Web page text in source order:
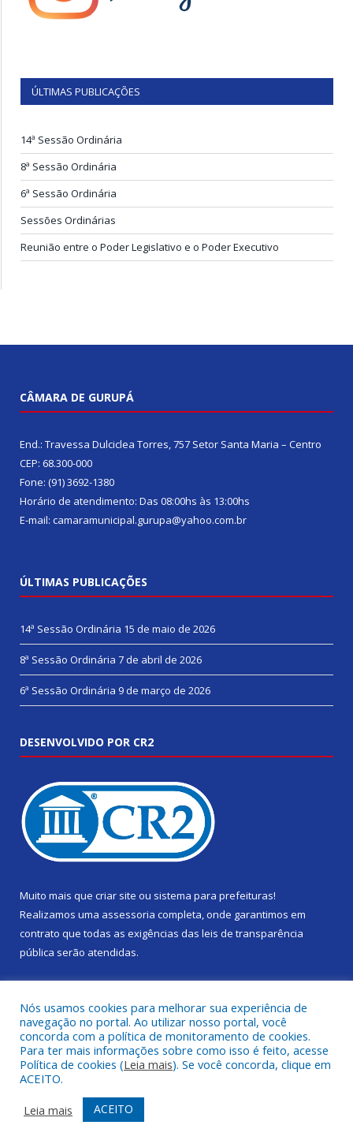
ÚLTIMAS PUBLICAÇÕES
14ª Sessão Ordinária
8ª Sessão Ordinária
6ª Sessão Ordinária
Sessões Ordinárias
Reunião entre o Poder Legislativo e o Poder Executivo
CÂMARA DE GURUPÁ
End.: Travessa Dulciclea Torres, 757 Setor Santa Maria – Centro
CEP: 68.300-000
Fone: (91) 3692-1380
Horário de atendimento: Das 08:00hs às 13:00hs
E-mail: camaramunicipal.gurupa@yahoo.com.br
ÚLTIMAS PUBLICAÇÕES
14ª Sessão Ordinária 15 de maio de 2026
8ª Sessão Ordinária 7 de abril de 2026
6ª Sessão Ordinária 9 de março de 2026
DESENVOLVIDO POR CR2
Muito mais que criar site ou sistema para prefeituras!
Realizamos uma assessoria completa, onde garantimos em
contrato que todas as exigências das leis de transparência
pública serão atendidas.
Todos os direitos reservados a Câmara Municipal de Gurupá.
Mapa do Site
Acessar Área Administrativa
Nós usamos cookies para melhorar sua experiência de
navegação no portal. Ao utilizar nosso portal, você
concorda com a política de monitoramento de cookies.
Para ter mais informações sobre como isso é feito, acesse
Política de cookies (Leia mais). Se você concorda, clique em
ACEITO.
Leia mais
ACEITO